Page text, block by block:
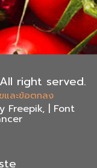
right served.
และข้อตกลง
Freepik, | Font